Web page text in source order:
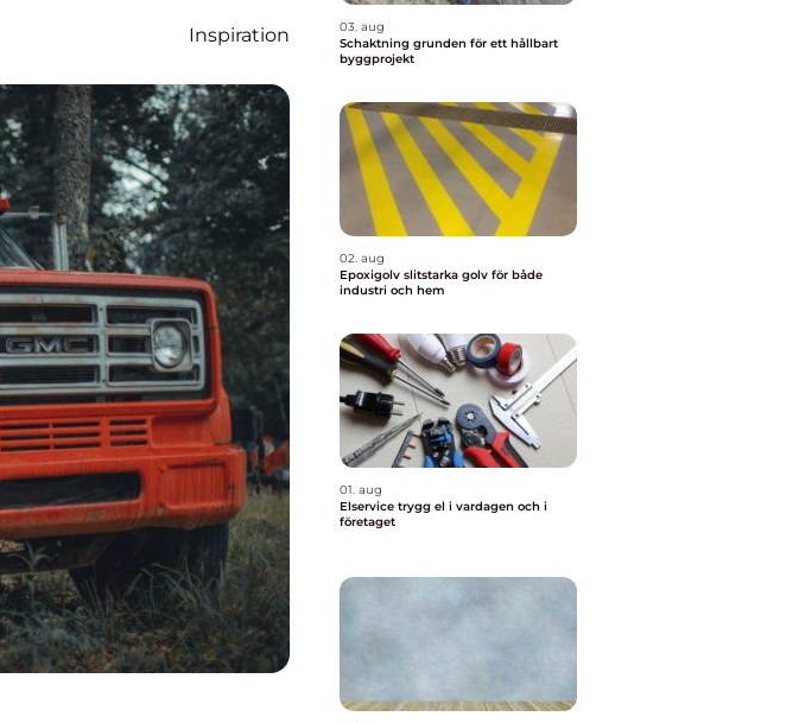
Inspiration
03. aug
Schaktning grunden för ett hållbart
byggprojekt
02. aug
Epoxigolv slitstarka golv för både
industri och hem
01. aug
Elservice trygg el i vardagen och i
företaget